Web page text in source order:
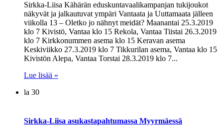
Sirkka-Liisa Kähärän eduskuntavaalikampanjan tukijoukot
näkyvät ja jalkautuvat ympäri Vantaata ja Uuttamaata jälleen
viikolla 13 – Oletko jo nähnyt meidät? Maanantai 25.3.2019
klo 7 Kivistö, Vantaa klo 15 Rekola, Vantaa Tiistai 26.3.2019
klo 7 Kirkkonummen asema klo 15 Keravan asema
Keskiviikko 27.3.2019 klo 7 Tikkurilan asema, Vantaa klo 15
Kivistön Alepa, Vantaa Torstai 28.3.2019 klo 7...
Lue lisää »
la 30
Sirkka-Liisa asukastapahtumassa Myyrmäessä